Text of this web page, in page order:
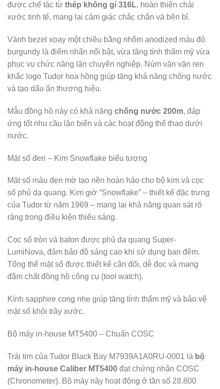
được chế tác từ thép không gỉ 316L, hoàn thiện chải
xước tinh tế, mang lại cảm giác chắc chắn và bền bỉ.
Vành bezel xoay một chiều bằng nhôm anodized màu đỏ
burgundy là điểm nhấn nổi bật, vừa tăng tính thẩm mỹ vừa
phục vụ chức năng lặn chuyên nghiệp. Núm vặn vặn ren
khắc logo Tudor hoa hồng giúp tăng khả năng chống nước
và tạo dấu ấn thương hiệu.
Mẫu đồng hồ này có khả năng chống nước 200m, đáp
ứng tốt nhu cầu lặn biển và các hoạt động thể thao dưới
nước.
Mặt số đen – Kim Snowflake biểu tượng
Mặt số màu đen mờ tạo nền hoàn hảo cho bộ kim và cọc
số phủ dạ quang. Kim giờ “Snowflake” – thiết kế đặc trưng
của Tudor từ năm 1969 – mang lại khả năng quan sát rõ
ràng trong điều kiện thiếu sáng.
Cọc số tròn và baton được phủ dạ quang Super-
LumiNova, đảm bảo độ sáng cao khi sử dụng ban đêm.
Tổng thể mặt số được thiết kế cân đối, dễ đọc và mang
đậm chất đồng hồ công cụ (tool watch).
Kính sapphire cong nhẹ giúp tăng tính thẩm mỹ và bảo vệ
mặt số khỏi trầy xước.
Bộ máy in-house MT5400 – Chuẩn COSC
Trái tim của Tudor Black Bay M7939A1A0RU-0001 là bộ
máy in-house Caliber MT5400 đạt chứng nhận COSC
(Chronometer). Bộ máy này hoạt động ở tần số 28.800